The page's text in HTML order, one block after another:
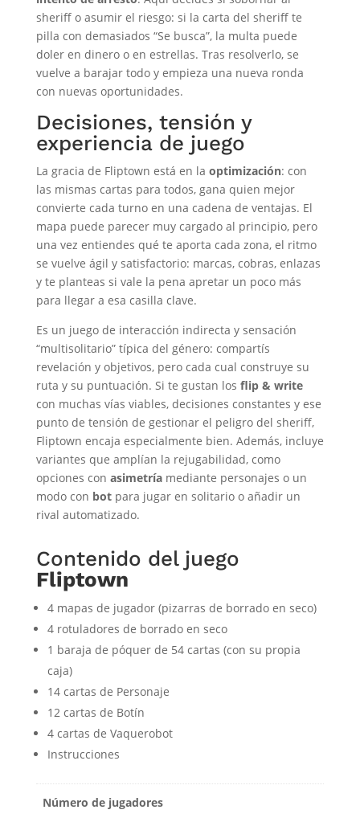
sheriff o asumir el riesgo: si la carta del sheriff te
pilla con demasiados “Se busca”, la multa puede
doler en dinero o en estrellas. Tras resolverlo, se
vuelve a barajar todo y empieza una nueva ronda
con nuevas oportunidades.
Decisiones, tensión y
experiencia de juego
La gracia de Fliptown está en la optimización: con
las mismas cartas para todos, gana quien mejor
convierte cada turno en una cadena de ventajas. El
mapa puede parecer muy cargado al principio, pero
una vez entiendes qué te aporta cada zona, el ritmo
se vuelve ágil y satisfactorio: marcas, cobras, enlazas
y te planteas si vale la pena apretar un poco más
para llegar a esa casilla clave.
Es un juego de interacción indirecta y sensación
“multisolitario” típica del género: compartís
revelación y objetivos, pero cada cual construye su
ruta y su puntuación. Si te gustan los flip & write
con muchas vías viables, decisiones constantes y ese
punto de tensión de gestionar el peligro del sheriff,
Fliptown encaja especialmente bien. Además, incluye
variantes que amplían la rejugabilidad, como
opciones con asimetríamediante personajes o un
modo con botpara jugar en solitario o añadir un
rival automatizado.
Contenido del juego
Fliptown
4 mapas de jugador (pizarras de borrado en seco)
4 rotuladores de borrado en seco
1 baraja de póquer de 54 cartas (con su propia
caja)
14 cartas de Personaje
12 cartas de Botín
4 cartas de Vaquerobot
Instrucciones
Número de jugadores